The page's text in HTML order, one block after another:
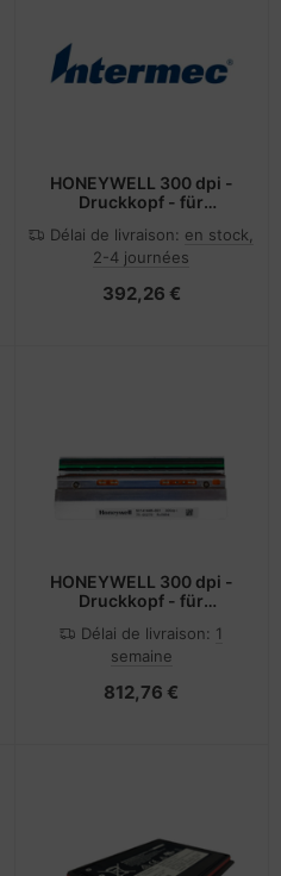
HONEYWELL 300 dpi -
Druckkopf - für
Délai de livraison: en stock,
2-4 journées
392,26 €
HONEYWELL 300 dpi -
Druckkopf - für
Délai de livraison: 1
semaine
812,76 €